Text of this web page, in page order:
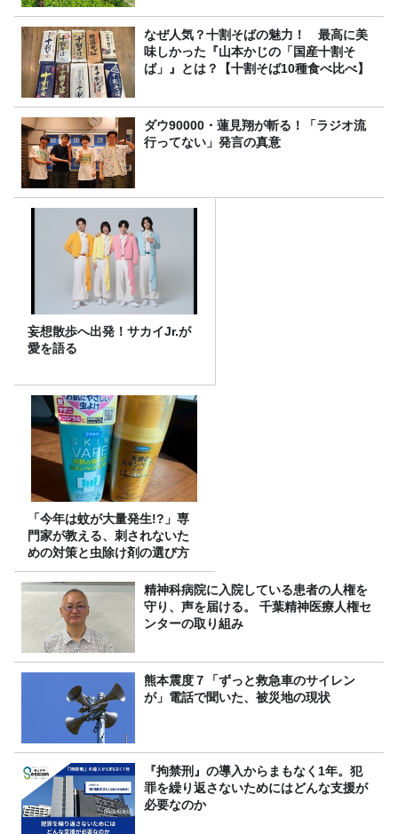
なぜ人気？十割そばの魅力！ 最高に美
味しかった『山本かじの「国産十割そ
ば」』とは？【十割そば10種食べ比べ】
ダウ90000・蓮見翔が斬る！「ラジオ流
行ってない」発言の真意
妄想散歩へ出発！サカイJr.が
愛を語る
「今年は蚊が大量発生!?」専
門家が教える、刺されないた
めの対策と虫除け剤の選び方
精神科病院に入院している患者の人権を
守り、声を届ける。 千葉精神医療人権セ
ンターの取り組み
熊本震度７「ずっと救急車のサイレン
が」電話で聞いた、被災地の現状
『拘禁刑』の導入からまもなく1年。犯
罪を繰り返さないためにはどんな支援が
必要なのか